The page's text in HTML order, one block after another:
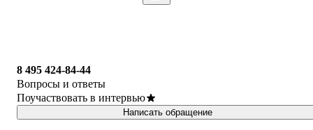
8 495 424-84-44
Вопросы и ответы
Поучаствовать в интервью
Написать обращение